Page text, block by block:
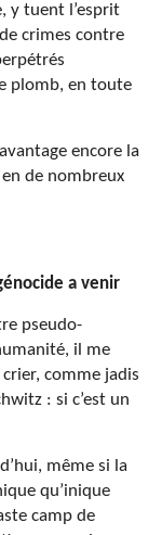
y tuent l’esprit
crimes contre
plomb, en toute
encore la
de nombreux
a venir
pseudo-
il me
comme jadis
: si c’est un
même si la
qu’inique
camp de